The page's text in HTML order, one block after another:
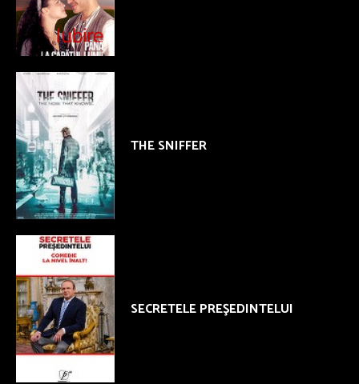
THE SNIFFER
SECRETELE PREŞEDINTELUI